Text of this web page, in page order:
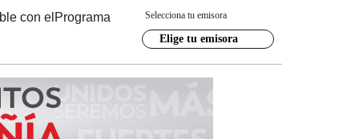
con el Programa Selecciona tu emisora
Elige tu emisora